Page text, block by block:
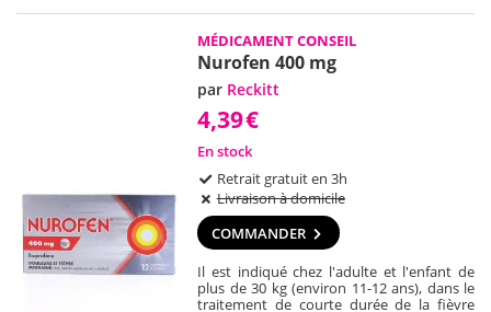
MÉDICAMENT CONSEIL
Nurofen 400 mg
par Reckitt
4,39€
En stock
Retrait gratuit en 3h
Livraison à domicile
COMMANDER
Il est indiqué chez l'adulte et l'enfant de
plus de 30 kg (environ 11-12 ans), dans le
traitement de courte durée de la fièvre